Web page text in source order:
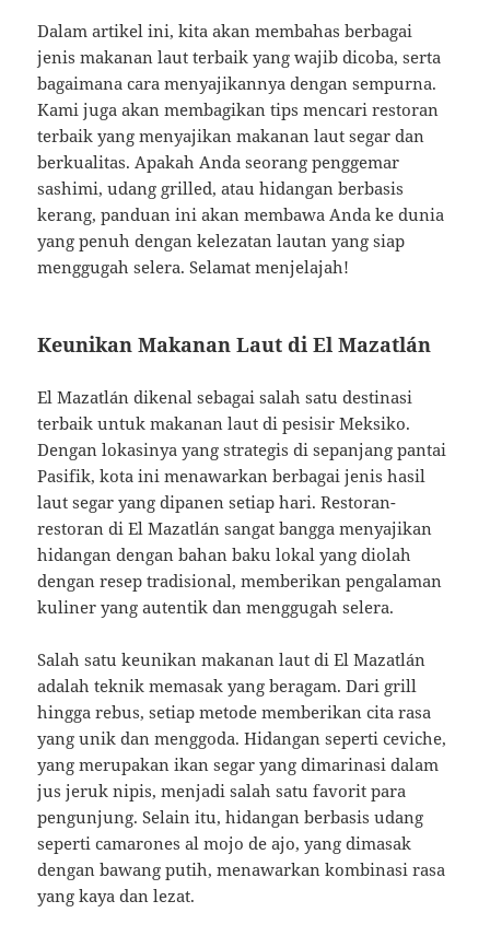
Dalam artikel ini, kita akan membahas berbagai
jenis makanan laut terbaik yang wajib dicoba, serta
bagaimana cara menyajikannya dengan sempurna.
Kami juga akan membagikan tips mencari restoran
terbaik yang menyajikan makanan laut segar dan
berkualitas. Apakah Anda seorang penggemar
sashimi, udang grilled, atau hidangan berbasis
kerang, panduan ini akan membawa Anda ke dunia
yang penuh dengan kelezatan lautan yang siap
menggugah selera. Selamat menjelajah!
Keunikan Makanan Laut di El Mazatlán
El Mazatlán dikenal sebagai salah satu destinasi
terbaik untuk makanan laut di pesisir Meksiko.
Dengan lokasinya yang strategis di sepanjang pantai
Pasifik, kota ini menawarkan berbagai jenis hasil
laut segar yang dipanen setiap hari. Restoran-
restoran di El Mazatlán sangat bangga menyajikan
hidangan dengan bahan baku lokal yang diolah
dengan resep tradisional, memberikan pengalaman
kuliner yang autentik dan menggugah selera.
Salah satu keunikan makanan laut di El Mazatlán
adalah teknik memasak yang beragam. Dari grill
hingga rebus, setiap metode memberikan cita rasa
yang unik dan menggoda. Hidangan seperti ceviche,
yang merupakan ikan segar yang dimarinasi dalam
jus jeruk nipis, menjadi salah satu favorit para
pengunjung. Selain itu, hidangan berbasis udang
seperti camarones al mojo de ajo, yang dimasak
dengan bawang putih, menawarkan kombinasi rasa
yang kaya dan lezat.